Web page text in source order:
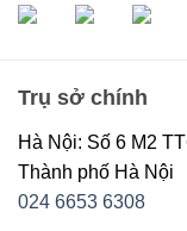
Trụ sở chính
Hà Nội: Số 6 M2
Thành phố Hà Nội
024 6653 6308